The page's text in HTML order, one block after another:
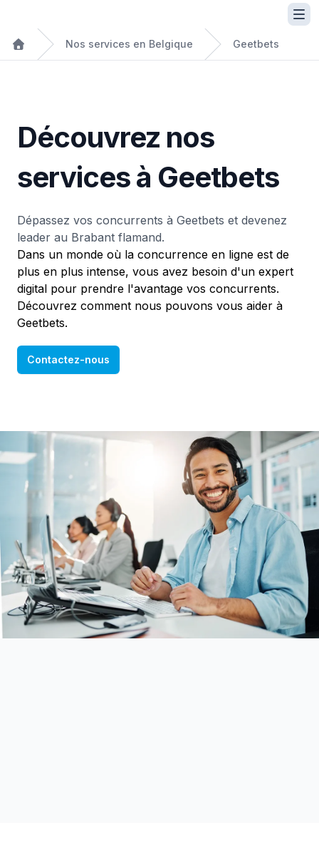
Nos services en Belgique Geetbets
Découvrez nos
services à Geetbets
Dépassez vos concurrents à Geetbets et devenez
leader au Brabant flamand.
Dans un monde où la concurrence en ligne est de
plus en plus intense, vous avez besoin d'un expert
digital pour prendre l'avantage vos concurrents.
Découvrez comment nous pouvons vous aider à
Geetbets.
Contactez-nous